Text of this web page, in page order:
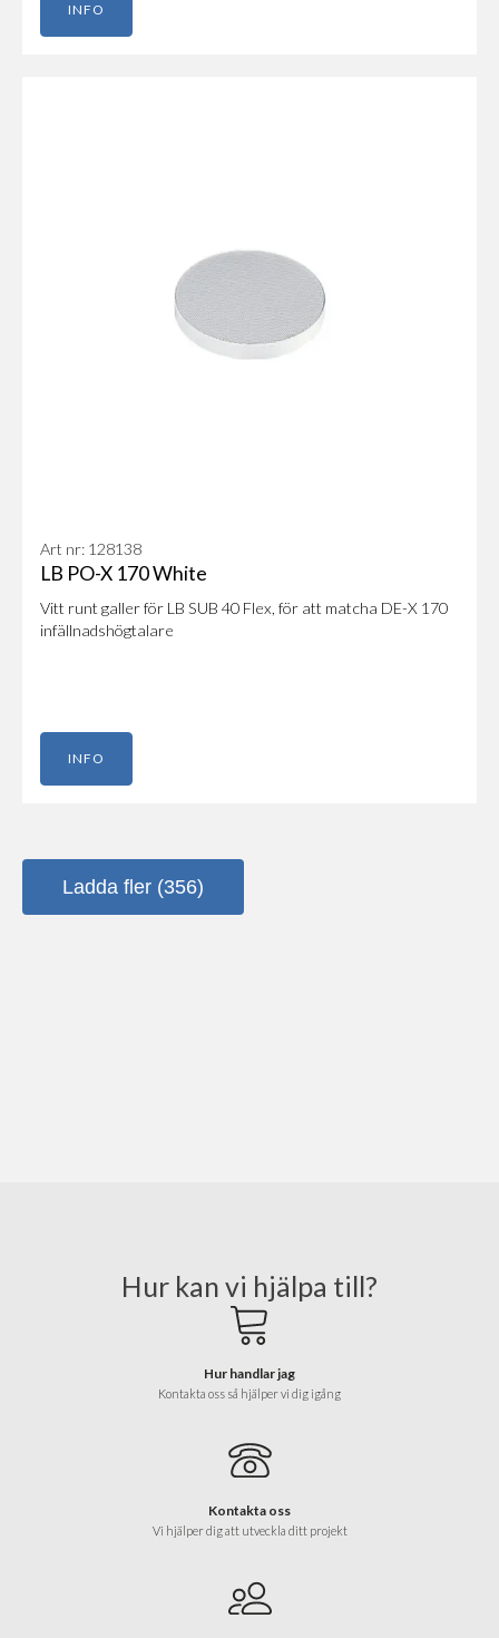
INFO
Art nr: 128138
LB PO-X 170 White
Vitt runt galler för LB SUB 40 Flex, för att matcha DE-X 170
infällnadshögtalare
INFO
Ladda fler (356)
Hur kan vi hjälpa till?
Hur handlar jag
Kontakta oss så hjälper vi dig igång
Kontakta oss
Vi hjälper dig att utveckla ditt projekt